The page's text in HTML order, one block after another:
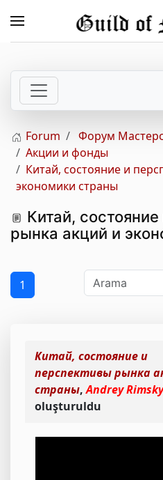
Skip to main content
Forum
Форум
Акции и фонды
Китай, состояние и
экономики страны
Китай,
рынка акций и
1
Китай, состояние и
перспективы рынка
страны,Andrey Rimsky
oluşturuldu